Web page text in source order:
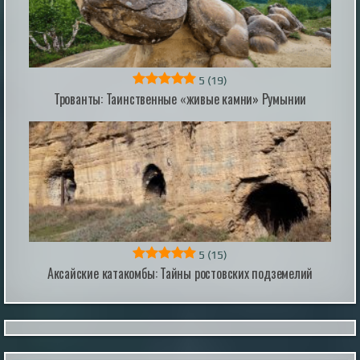
подготовке клубней ...
pravda.ru | 1 hour ago
Принюхивание заставило мозг человека
обрабатывать запахи в ритме грызунов
Принюхивание заставило мозг человека
обрабатывать запахи в ритме грызунов
naked-science.ru | 15 hours ago
210 на улице Лаксегаде в центре Копенгагена стал
5 (19)
Трованты: Таинственные «живые камни» Румынии
5 (15)
Аксайские катакомбы: Тайны ростовских подземелий